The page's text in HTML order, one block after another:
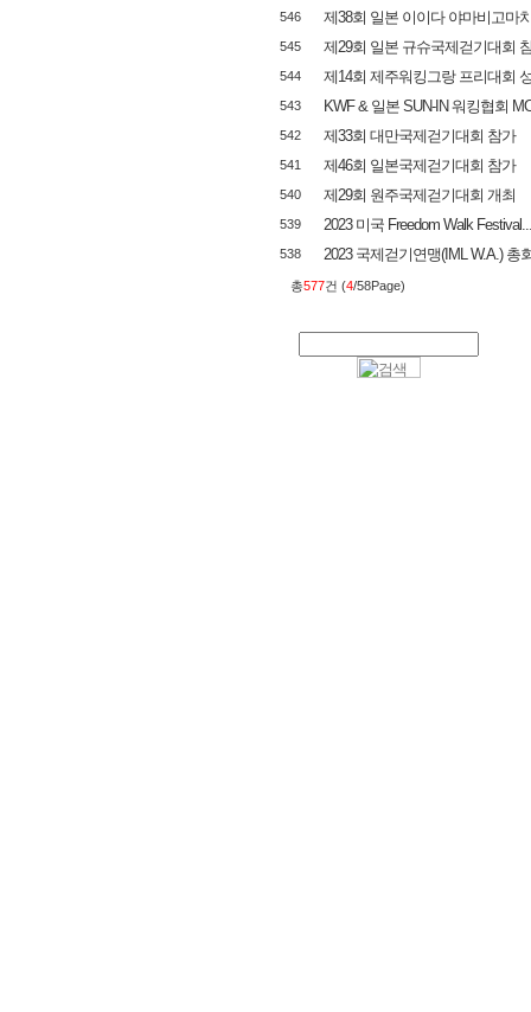
546 제38회 일본 이이다 야마비고마
545 제29회 일본 규슈국제걷기대회
544 제14회 제주워킹그랑 프리대회
543 KWF & 일본 SUN-IN 워킹협회
542 제33회 대만국제걷기대회 참가
541 제46회 일본국제걷기대회 참가
540 제29회 원주국제걷기대회 개최
539 2023 미국 Freedom Walk Festival...
538 2023 국제걷기연맹(IML W.A.) 총
총577건 (4/58Page)